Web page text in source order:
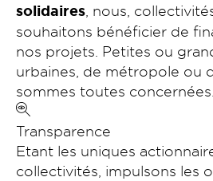
solidaires , nous,
souhaitons bénéficier de
nos projets. Petites ou
urbaines, de métropole ou
sommes toutes concernées.
Transparence
Etant les uniques
collectivités, impulsons les